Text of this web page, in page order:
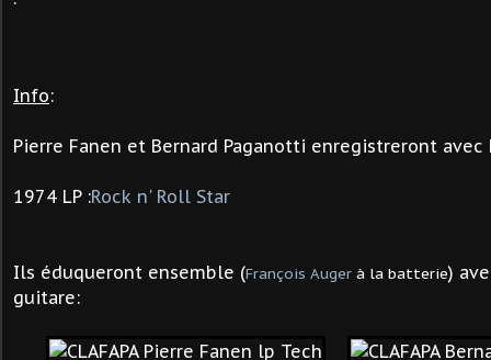
Info:
Pierre Fanen et Bernard Paganotti enregistreront avec
1974 LP :Rock n' Roll Star
Ils éduqueront ensemble (François Auger à la batterie)
guitare: